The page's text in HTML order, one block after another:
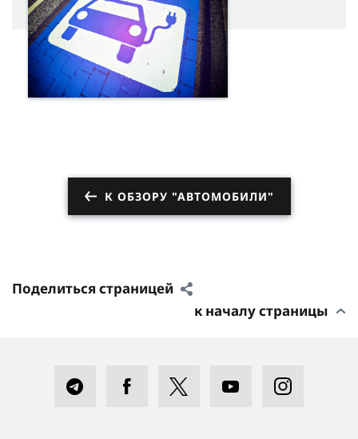
К ОБЗОРУ "АВТОМОБИЛИ"
Поделиться страницей
к началу страницы